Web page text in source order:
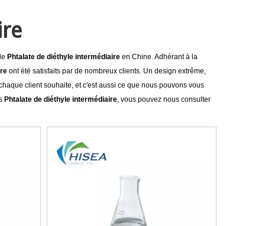
Phtalate de diéthyle intermédiaire en Chine. Adhérant à la
ont été satisfaits par de nombreux clients. Un design extrême,
client souhaite, et c'est aussi ce que nous pouvons vous
Phtalate de diéthyle intermédiaire, vous pouvez nous consulter